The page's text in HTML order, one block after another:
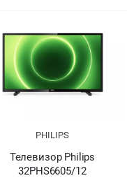
PHILIPS
Телевизор Philips
32PHS6605/12